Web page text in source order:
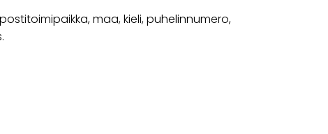
maa, kieli, puhelinnumero,